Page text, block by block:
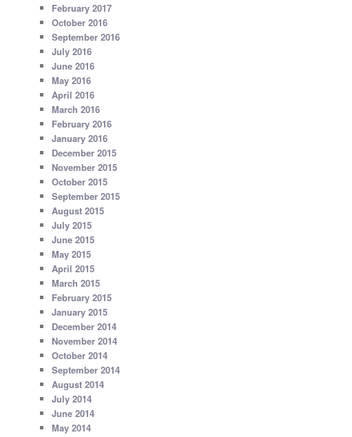
February 2017
October 2016
September 2016
July 2016
June 2016
May 2016
April 2016
March 2016
February 2016
January 2016
December 2015
November 2015
October 2015
September 2015
August 2015
July 2015
June 2015
May 2015
April 2015
March 2015
February 2015
January 2015
December 2014
November 2014
October 2014
September 2014
August 2014
July 2014
June 2014
May 2014